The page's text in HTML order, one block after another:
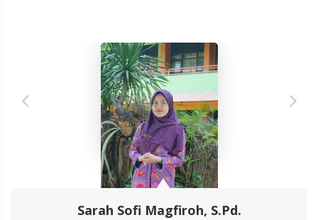
Sarah Sofi Magfiroh, S.Pd.